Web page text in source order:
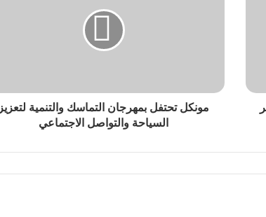
مونكل تحتفل بمهرجان التماسك والتنمية لتعزيز
السياحة والتواصل الاجتماعي